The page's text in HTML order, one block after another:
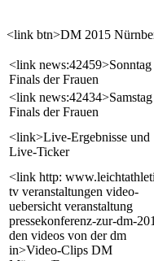
<link btn>DM 2015
<link news:42459>Sonntag
Finals der Frauen
<link
Finals der Frauen
<link>Live-Ergebnisse und
Live-Ticker
<link http:
tv veranstaltungen video-
uebersicht veranstaltung
pressekonferenz-zur-dm-
den videos von der dm
in>Video-Clips DM